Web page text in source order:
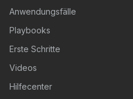
Anwendungsfälle
Playbooks
Erste Schritte
Videos
Hilfecenter